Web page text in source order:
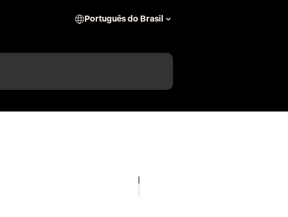
Português do Brasil